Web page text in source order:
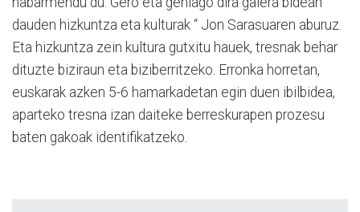
dauden hizkuntza eta kulturak “ Jon Sarasuaren aburuz.
Eta hizkuntza zein kultura gutxitu hauek, tresnak behar
dituzte biziraun eta biziberritzeko. Erronka horretan,
euskarak azken 5-6 hamarkadetan egin duen ibilbidea,
aparteko tresna izan daiteke berreskurapen prozesu
baten gakoak identifikatzeko.